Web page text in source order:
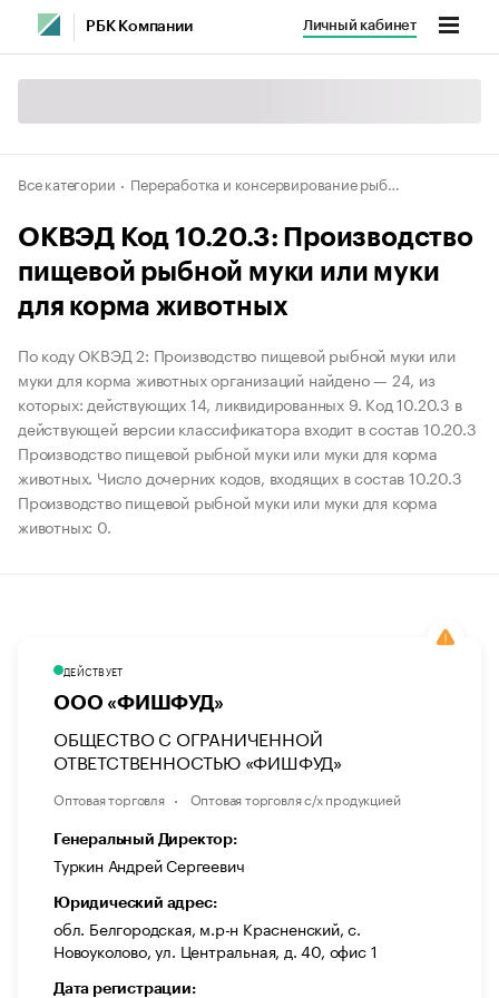
РБК Компании Личный кабинет
Все категории Переработка и консервирование рыбы, ракообразных и моллюсков
ОКВЭД Код 10.20.3: Производство
пищевой рыбной муки или муки
для корма животных
По коду ОКВЭД 2: Производство пищевой рыбной муки или
муки для корма животных организаций найдено — 24, из
которых: действующих 14, ликвидированных 9. Код 10.20.3 в
действующей версии классификатора входит в состав 10.20.3
Производство пищевой рыбной муки или муки для корма
животных. Число дочерних кодов, входящих в состав 10.20.3
Производство пищевой рыбной муки или муки для корма
животных: 0.
ДЕЙСТВУЕТ
ООО «ФИШФУД»
ОБЩЕСТВО С ОГРАНИЧЕННОЙ
ОТВЕТСТВЕННОСТЬЮ «ФИШФУД»
Оптовая торговля Оптовая торговля с/х продукцией
Генеральный Директор:
Туркин Андрей Сергеевич
Юридический адрес:
обл. Белгородская, м.р-н Красненский, с.
Новоуколово, ул. Центральная, д. 40, офис 1
Дата регистрации: